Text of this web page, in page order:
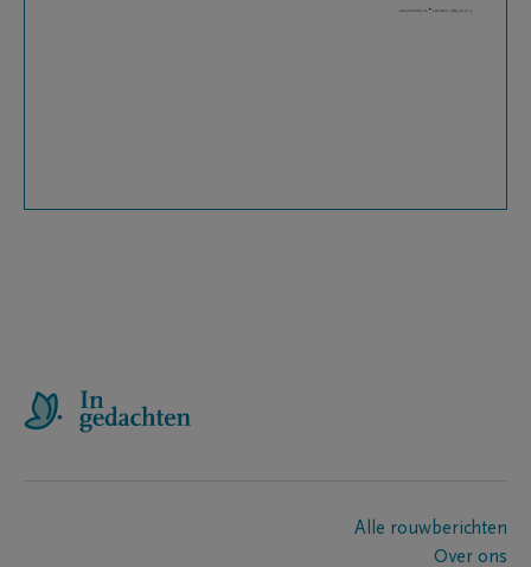
Alle rouwberichten
Over ons